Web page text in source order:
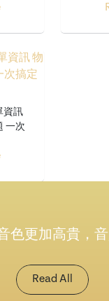
資訊
一次
色更加高貴，音
Read All